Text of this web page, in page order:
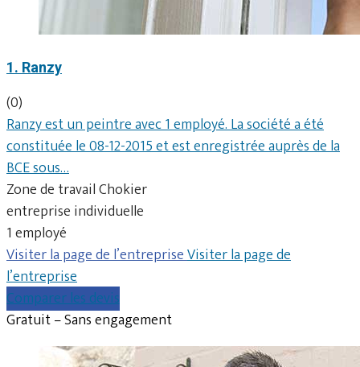
1. Ranzy
(0)
Ranzy est un peintre avec 1 employé. La société a été
constituée le 08-12-2015 et est enregistrée auprès de la
BCE sous…
Zone de travail Chokier
entreprise individuelle
1 employé
Visiter la page de l’entrepriseVisiter la page de
l’entreprise
Comparer les devis
Gratuit – Sans engagement